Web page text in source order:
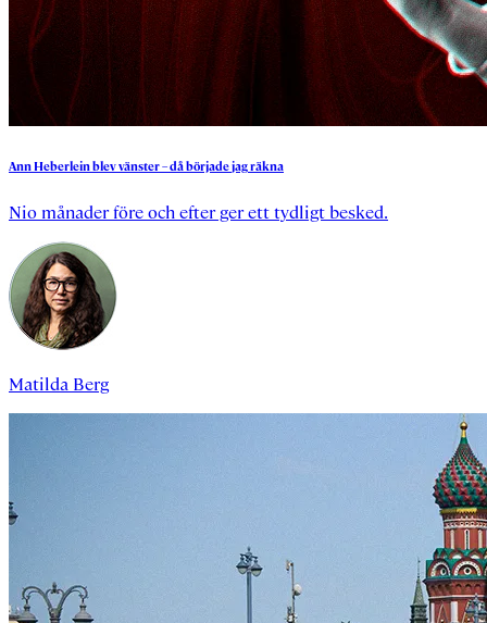
AnnHeberleinblevvänster–dåbörjadejagräkna
Nio månader före och efter ger ett tydligt besked.
Matilda Berg